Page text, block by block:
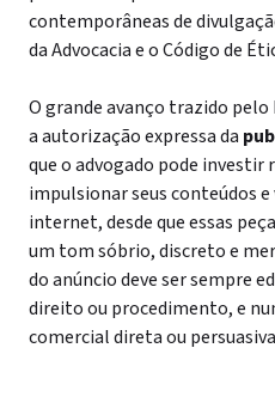
contemporâneas de
da Advocacia e o Código de
O grande avanço trazido
a autorização expressa da
que o advogado pode investir
impulsionar seus conteúdos
internet, desde que essas
um tom sóbrio, discreto e
do anúncio deve ser sempre
direito ou procedimento, e
comercial direta ou